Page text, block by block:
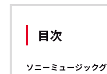
目次
ソニーミュージック